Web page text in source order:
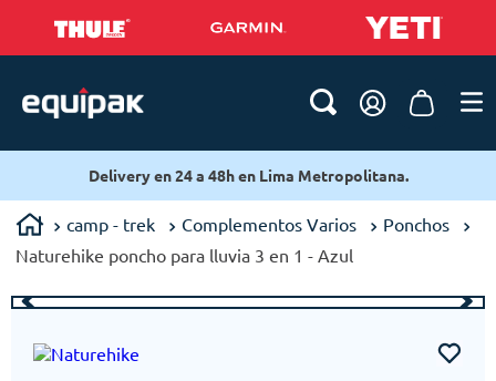
Delivery en 24 a 48h en Lima Metropolitana.
camp - trek Complementos Varios
Ponchos
Naturehike poncho para lluvia 3 en 1 - Azul